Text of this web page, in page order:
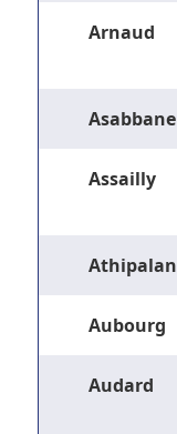
Arnaud
Asabbane
Assailly
Athipalan
Aubourg
Audard